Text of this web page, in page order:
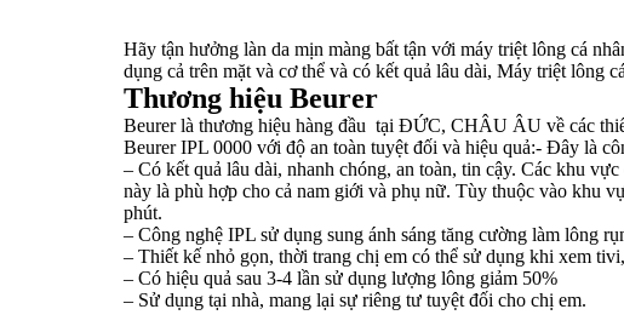
Hãy tận hưởng làn da mịn màng bất tận với máy triệt lông cá
dụng cả trên mặt và cơ thể và có kết quả lâu dài, Máy triệt lông
Thương hiệu Beurer
Beurer là thương hiệu hàng đầu tại ĐỨC, CHÂU ÂU về các
Beurer IPL 0000 với độ an toàn tuyệt đối và hiệu quả:- Đây là
– Có kết quả lâu dài, nhanh chóng, an toàn, tin cậy. Các khu
này là phù hợp cho cả nam giới và phụ nữ. Tùy thuộc vào khu
phút.
– Công nghệ IPL sử dụng sung ánh sáng tăng cường làm lông
– Thiết kế nhỏ gọn, thời trang chị em có thể sử dụng khi xem
– Có hiệu quả sau 3-4 lần sử dụng lượng lông giảm 50%
– Sử dụng tại nhà, mang lại sự riêng tư tuyệt đối cho chị em.